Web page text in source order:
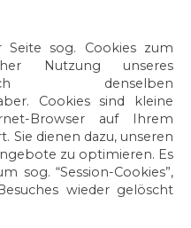
Seite sog. Cookies zum
Nutzung unseres
denselben
Cookies sind kleine
Browser auf Ihrem
Sie dienen dazu, unseren
zu optimieren. Es
sog. “Session-Cookies”,
wieder gelöscht